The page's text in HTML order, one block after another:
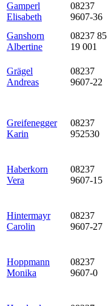
Gamperl
Elisabeth
08237
9607-36
Ganshorn
Albertine
08237 85
19 001
Grägel
Andreas
08237
9607-22
Greifenegger
Karin
08237
952530
Haberkorn
Vera
08237
9607-15
Hintermayr
Carolin
08237
9607-27
Hoppmann
Monika
08237
9607-0